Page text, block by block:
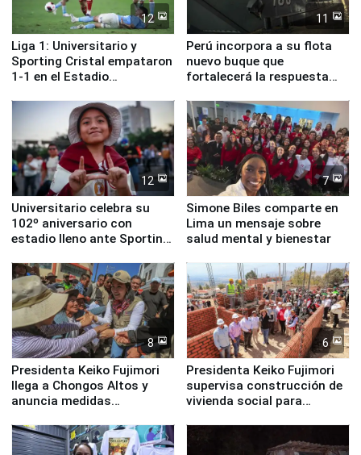
12
Liga 1: Universitario y
Sporting Cristal empataron
1-1 en el Estadio
11
Perú incorpora a su flota
nuevo buque que
fortalecerá la respuesta
12
Universitario celebra su
102º aniversario con
estadio lleno ante Sporting
7
Simone Biles comparte en
Lima un mensaje sobre
salud mental y bienestar
8
Presidenta Keiko Fujimori
llega a Chongos Altos y
anuncia medidas
educación, salud y empleo
6
Presidenta Keiko Fujimori
supervisa construcción de
vivienda social para